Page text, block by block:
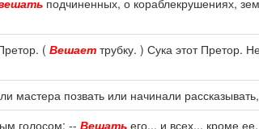
подчиненных, о кораблекрушениях,
( Вешает трубку. ) Сука этот Претор.
мастера позвать или начинали
голосом: -- Вешать его... и всех... кроме